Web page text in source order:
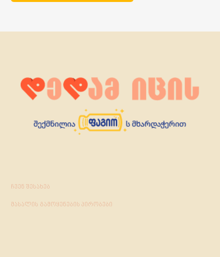
ჩვენ შესახებ
მასალის გამოყენების პირობები